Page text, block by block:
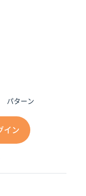
パターン
イン